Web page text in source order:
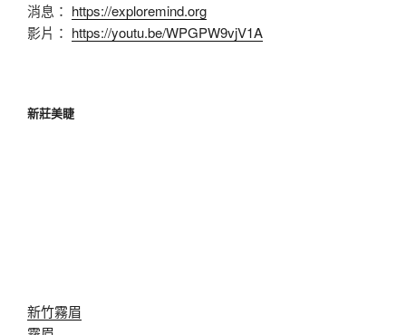
消息： https://exploremind.org
影片： https://youtu.be/WPGPW9vjV1A
新莊美睫
新竹霧眉